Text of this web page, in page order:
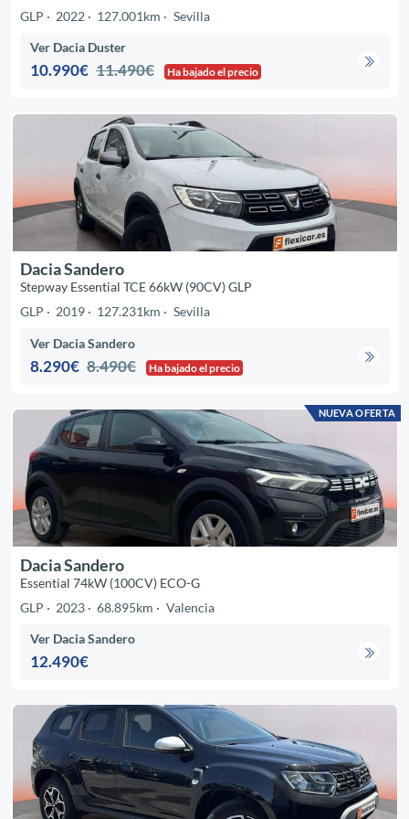
GLP
2022 127.001km Sevilla
Ver Dacia Duster
10.990€ 11.490€ Ha bajado el precio
Dacia Sandero
Stepway Essential TCE 66kW (90CV) GLP
GLP
2019 127.231km Sevilla
Ver Dacia Sandero
8.290€ 8.490€ Ha bajado el precio
NUEVA OFERTA
Dacia Sandero
Essential 74kW (100CV) ECO-G
GLP
2023 68.895km Valencia
Ver Dacia Sandero
12.490€